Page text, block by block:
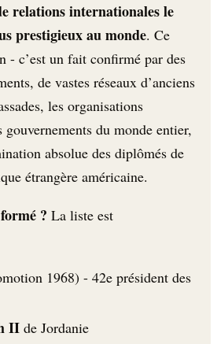
relations internationales le
prestigieux au monde. Ce
- c’est un fait confirmé par des
de vastes réseaux d’anciens
les organisations
du monde entier,
absolue des diplômés de
étrangère américaine.
? La liste est
1968) - 42e président des
IIde Jordanie